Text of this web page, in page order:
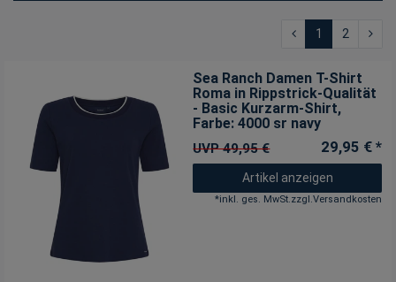
1 2
Sea Ranch Damen T-Shirt
Roma in Rippstrick-Qualität
- Basic Kurzarm-Shirt,
Farbe: 4000 sr navy
UVP 49,95 € 29,95 € *
Artikel anzeigen
*inkl. ges. MwSt.zzgl.Versandkosten